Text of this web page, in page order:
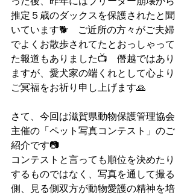
推定５歳のダックスを保護されたと聞
いています🐕　ご近所の方々がご夫婦
でよくお散歩されてたとおっしゃって
た報道もありました📺　僭越ではあり
ますが、愛犬家の端くれとして心より
ご冥福をお祈り申し上げます🙏
さて、今回は滋賀県動物保護管理協会
主催の「ペット写真コンテスト」のご
紹介です📷
コンテストと言っても順位を決めたり
するものではなく、写真を通して撮る
側、見る側双方が動物愛護の精神を培